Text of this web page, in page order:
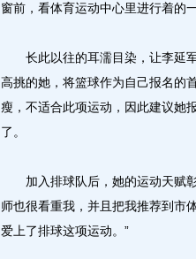
窗前，看体育运动中心里进行着的
长此以往的耳濡目染，让李延军
高挑的她，将篮球作为自己报名的
瘦，不适合此项运动，因此建议她
了。
加入排球队后，她的运动天赋彰
师也很看重我，并且把我推荐到市
爱上了排球这项运动。”